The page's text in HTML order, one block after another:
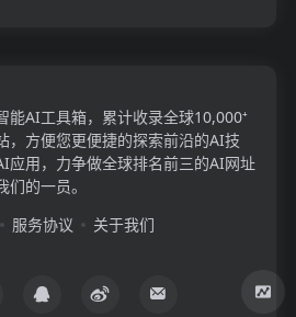
能AI工具箱，累计收录全球10,000⁺
，方便您更便捷的探索前沿的AI技
应用，力争做全球排名前三的AI网址
的一员。
服务协议 关于我们